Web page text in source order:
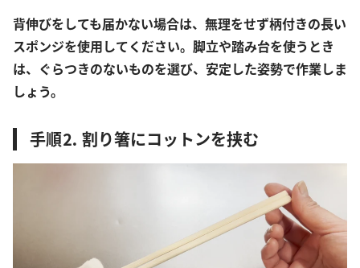
背伸びをしても届かない場合は、無理をせず柄付きの長い
スポンジを使用してください。脚立や踏み台を使うとき
は、ぐらつきのないものを選び、安定した姿勢で作業しま
しょう。
手順⒉ 割り箸にコットンを挟む